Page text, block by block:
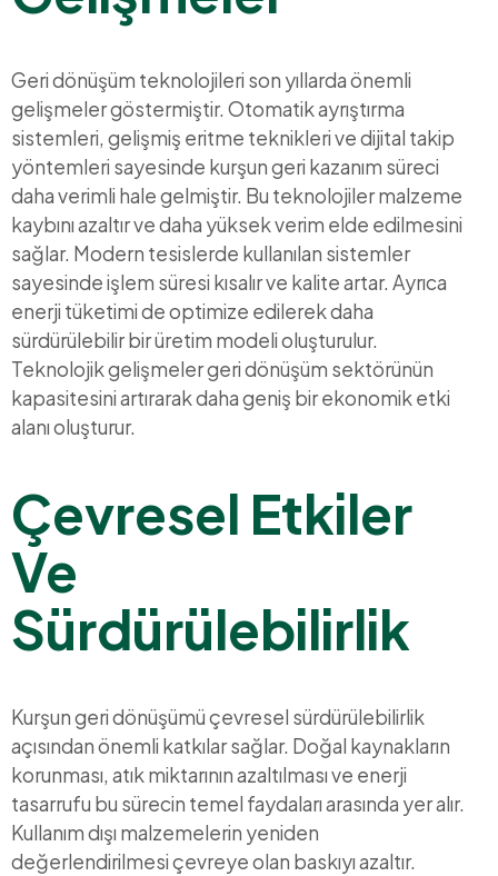
Geri dönüşüm teknolojileri son yıllarda önemli
gelişmeler göstermiştir. Otomatik ayrıştırma
sistemleri, gelişmiş eritme teknikleri ve dijital takip
yöntemleri sayesinde kurşun geri kazanım süreci
daha verimli hale gelmiştir. Bu teknolojiler malzeme
kaybını azaltır ve daha yüksek verim elde edilmesini
sağlar. Modern tesislerde kullanılan sistemler
sayesinde işlem süresi kısalır ve kalite artar. Ayrıca
enerji tüketimi de optimize edilerek daha
sürdürülebilir bir üretim modeli oluşturulur.
Teknolojik gelişmeler geri dönüşüm sektörünün
kapasitesini artırarak daha geniş bir ekonomik etki
alanı oluşturur.
Çevresel Etkiler
Ve
Sürdürülebilirlik
Kurşun geri dönüşümü çevresel sürdürülebilirlik
açısından önemli katkılar sağlar. Doğal kaynakların
korunması, atık miktarının azaltılması ve enerji
tasarrufu bu sürecin temel faydaları arasında yer alır.
Kullanım dışı malzemelerin yeniden
değerlendirilmesi çevreye olan baskıyı azaltır.